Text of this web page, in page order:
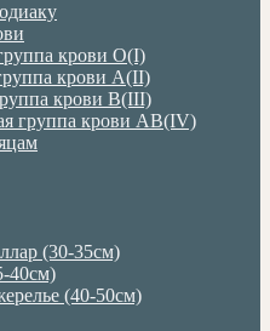
крови О(I)
крови А(II)
крови В(III)
группа крови АВ(IV)
(30-35см)
40см)
(40-50см)